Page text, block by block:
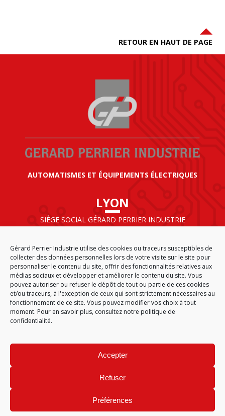
Gérard Perrier Industrie utilise des cookies ou traceurs susceptibles de
collecter des données personnelles lors de votre visite sur le site pour
personnaliser le contenu du site, offrir des fonctionnalités relatives aux
médias sociaux et développer et améliorer le contenu du site. Vous
pouvez autoriser ou refuser le dépôt de tout ou partie de ces cookies
et/ou traceurs, à l'exception de ceux qui sont strictement nécessaires au
fonctionnement de ce site. Vous pouvez modifier vos choix à tout
moment. Pour en savoir plus, consultez notre politique de
confidentialité.
Accepter
Refuser
Préférences
RETOUR EN HAUT DE PAGE
AUTOMATISMES ET ÉQUIPEMENTS ÉLECTRIQUES
LYON
SIÈGE SOCIAL GÉRARD PERRIER INDUSTRIE
69125 LYON AÉROPORT SAINT EXUPÉRY
FRANCE
ACCUEIL CGA PLAN DU SITE
MENTIONS LÉGALES
DONNÉES PERSONNELLES
GÉRARD PERRIER INDUSTRIE – TOUS DROITS RÉSERVÉS
Site réalisé par